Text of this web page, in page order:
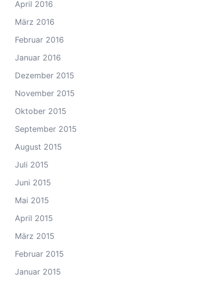
April 2016
März 2016
Februar 2016
Januar 2016
Dezember 2015
November 2015
Oktober 2015
September 2015
August 2015
Juli 2015
Juni 2015
Mai 2015
April 2015
März 2015
Februar 2015
Januar 2015